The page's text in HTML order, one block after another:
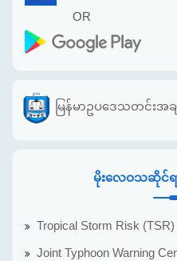
OR
မြန်မာဥပဒေသတင်း
မိုးလေဝသဆိုင်ရာ
Tropical Storm Risk (TSR)
Joint Typhoon Warning